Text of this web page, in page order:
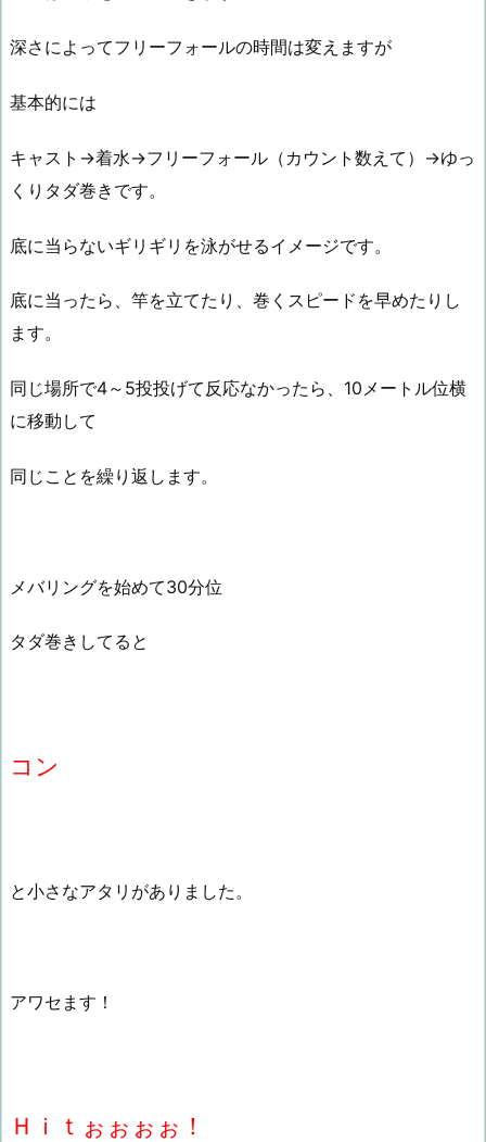
深さによってフリーフォールの時間は変えますが
基本的には
キャスト→着水→フリーフォール（カウント数えて）→ゆっ
くりタダ巻きです。
底に当らないギリギリを泳がせるイメージです。
底に当ったら、竿を立てたり、巻くスピードを早めたりし
ます。
同じ場所で4～5投投げて反応なかったら、10メートル位横
に移動して
同じことを繰り返します。
メバリングを始めて30分位
タダ巻きしてると
コン
と小さなアタリがありました。
アワセます！
Ｈｉｔぉぉぉぉ！